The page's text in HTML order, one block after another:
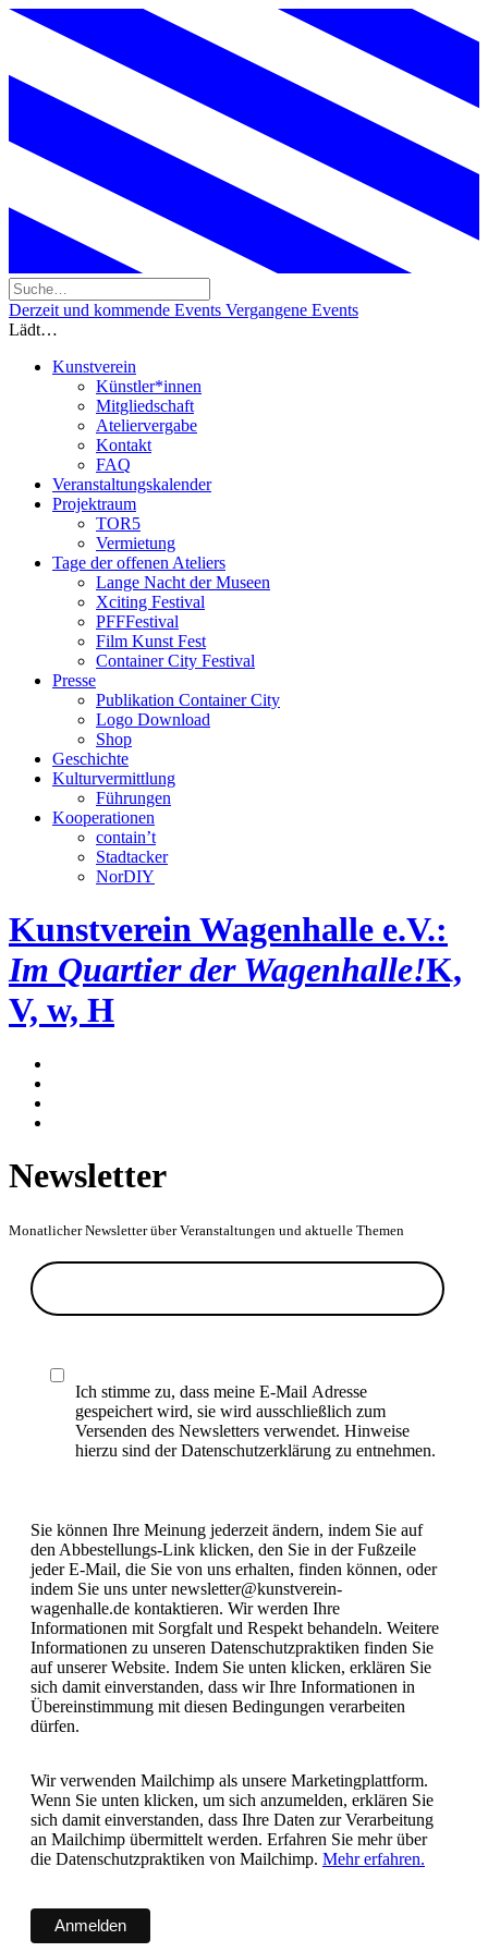
Derzeit und kommende Events Vergangene Events
Lädt…
Kunstverein
Künstler*innen
Mitgliedschaft
Ateliervergabe
Kontakt
FAQ
Veranstaltungskalender
Projektraum
TOR5
Vermietung
Tage der offenen Ateliers
Lange Nacht der Museen
Xciting Festival
PFFFestival
Film Kunst Fest
Container City Festival
Presse
Publikation Container City
Logo Download
Shop
Geschichte
Kulturvermittlung
Führungen
Kooperationen
contain’t
Stadtacker
NorDIY
Kunstverein Wagenhalle e.V.:
Im Quartier der Wagenhalle!K,
V, w, H
Newsletter
Monatlicher Newsletter über Veranstaltungen und aktuelle Themen
Ich stimme zu, dass meine E-Mail Adresse
gespeichert wird, sie wird ausschließlich zum
Versenden des Newsletters verwendet. Hinweise
hierzu sind der Datenschutzerklärung zu entnehmen.
Sie können Ihre Meinung jederzeit ändern, indem Sie auf
den Abbestellungs-Link klicken, den Sie in der Fußzeile
jeder E-Mail, die Sie von uns erhalten, finden können, oder
indem Sie uns unter newsletter@kunstverein-
wagenhalle.de kontaktieren. Wir werden Ihre
Informationen mit Sorgfalt und Respekt behandeln. Weitere
Informationen zu unseren Datenschutzpraktiken finden Sie
auf unserer Website. Indem Sie unten klicken, erklären Sie
sich damit einverstanden, dass wir Ihre Informationen in
Übereinstimmung mit diesen Bedingungen verarbeiten
dürfen.
Wir verwenden Mailchimp als unsere Marketingplattform.
Wenn Sie unten klicken, um sich anzumelden, erklären Sie
sich damit einverstanden, dass Ihre Daten zur Verarbeitung
an Mailchimp übermittelt werden. Erfahren Sie mehr über
die Datenschutzpraktiken von Mailchimp. Mehr erfahren.